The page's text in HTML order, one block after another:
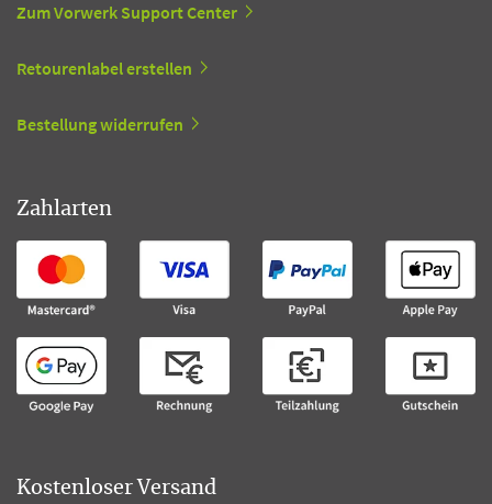
Zum Vorwerk Support Center
Retourenlabel erstellen
Bestellung widerrufen
Zahlarten
Kostenloser Versand